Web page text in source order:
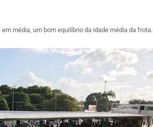
média, um bom equilíbrio da idade média da frota.